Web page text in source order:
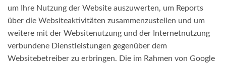
um Ihre Nutzung der Website auszuwerten, um Reports
über die Websiteaktivitäten zusammenzustellen und um
weitere mit der Websitenutzung und der Internetnutzung
verbundene Dienstleistungen gegenüber dem
Websitebetreiber zu erbringen. Die im Rahmen von Google